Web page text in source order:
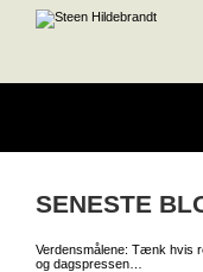
SENESTE
Verdensmålene: Tænk hvis
og dagspressen…